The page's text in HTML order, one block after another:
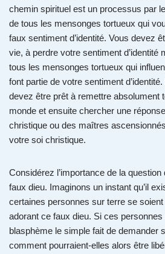
chemin spirituel est un processus par
de tous les mensonges tortueux qui
faux sentiment d’identité. Vous devez
vie, à perdre votre sentiment d’identité
tous les mensonges tortueux qui
font partie de votre sentiment
devez être prêt à remettre absolument
monde et ensuite chercher une
christique ou des maîtres
votre soi christique.
Considérez l’importance de la question
faux dieu. Imaginons un instant qu’il
certaines personnes sur terre se
adorant ce faux dieu. Si ces
blasphème le simple fait de demander
comment pourraient-elles alors être